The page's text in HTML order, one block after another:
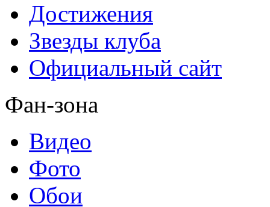
Достижения
Звезды клуба
Официальный сайт
Фан-зона
Видео
Фото
Обои